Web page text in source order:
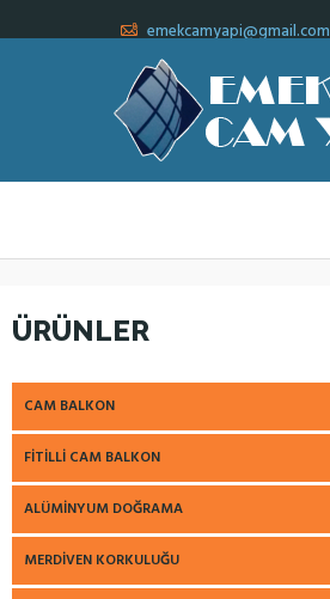
emekcamyapi@gmail.com
ÜRÜNLER
CAM BALKON
FITILLI CAM BALKON
ALÜMINYUM DOĞRAMA
MERDIVEN KORKULUĞU